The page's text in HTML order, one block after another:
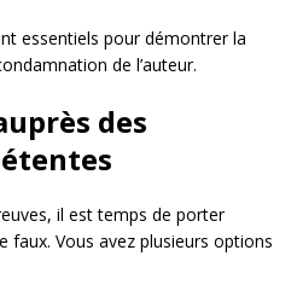
essentiels pour démontrer la
de l’auteur.
des
il est temps de porter
faux. Vous avez plusieurs options